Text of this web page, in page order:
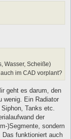
Wasser, Scheiße)
im CAD vorplant?
geht es darum, den
wenig. Ein Radiator
Tanks etc.
der
)Segmente, sondern
Das funktioniert auch